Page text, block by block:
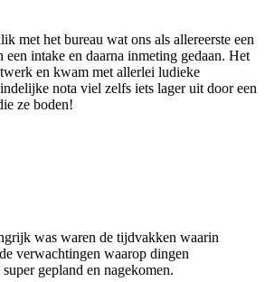
met het bureau wat ons als allereerste een
een intake en daarna inmeting gedaan. Het
en kwam met allerlei ludieke
nota viel zelfs iets lager uit door een
ze boden!
was waren de tijdvakken waarin
verwachtingen waarop dingen
gepland en nagekomen.